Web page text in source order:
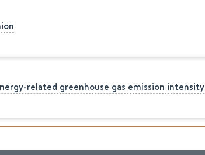
related greenhouse gas emission intensity